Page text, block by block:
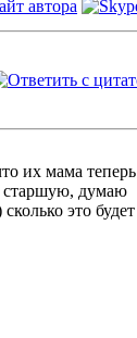
их мама теперь
старшую, думаю
это будет